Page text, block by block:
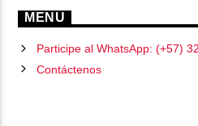
MENU
Participe al WhatsApp: (+57)
Contáctenos